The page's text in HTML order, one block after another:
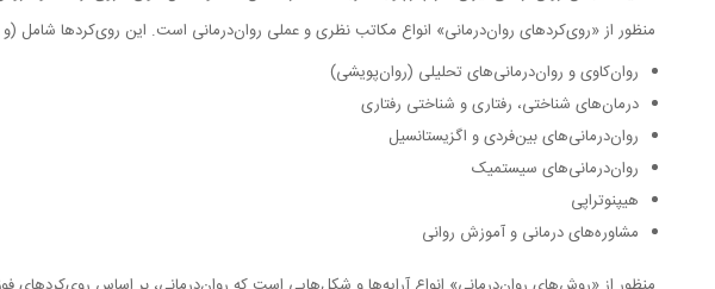
منظور از «روی‌کردهای روان‌درمانی» انواع مکاتب نظری و عملی روان‌درمانی است. این روی‌کردها شامل
روان‌کاوی و روان‌درمانی‌های تحلیلی (روان‌پویشی)
درمان‌های شناختی، رفتاری و شناختی رفتاری
روان‌درمانی‌های بین‌فردی و اگزیستانسیل
روان‌درمانی‌های سیستمیک
هیپنوتراپی
مشاوره‌های درمانی و آموزش روانی